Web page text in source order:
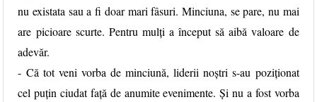
nu existata sau a fi doar mari fâsuri. Minciuna, se pare, nu mai
are picioare scurte. Pentru mulți a început să aibă valoare de
adevăr.
- Că tot veni vorba de minciună, liderii noștri s-au poziționat
cel puțin ciudat față de anumite evenimente. Și nu a fost vorba